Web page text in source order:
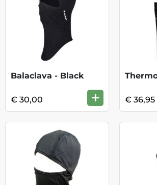
Balaclava - Black
€ 30,00 + € 36,95